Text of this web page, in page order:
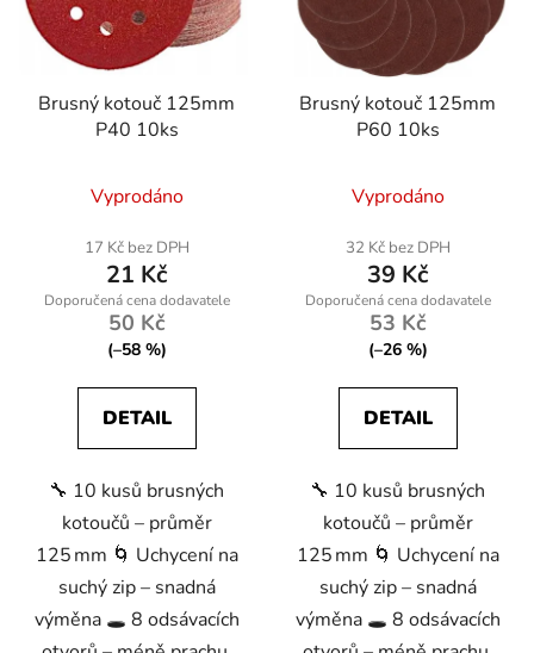
Brusný kotouč 125mm
P40 10ks
Vyprodáno
17 Kč bez DPH
21 Kč
50 Kč
(–58 %)
DETAIL
🔧 10 kusů brusných
kotoučů – průměr
125 mm 🌀 Uchycení na
suchý zip – snadná
výměna 🕳️ 8 odsávacích
Brusný kotouč 125mm
P60 10ks
Vyprodáno
32 Kč bez DPH
39 Kč
53 Kč
(–26 %)
DETAIL
🔧 10 kusů brusných
kotoučů – průměr
125 mm 🌀 Uchycení na
suchý zip – snadná
výměna 🕳️ 8 odsávacích